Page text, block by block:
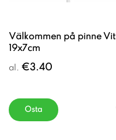
Välkommen på pinne Vit
19x7cm
al. €3.40
Osta